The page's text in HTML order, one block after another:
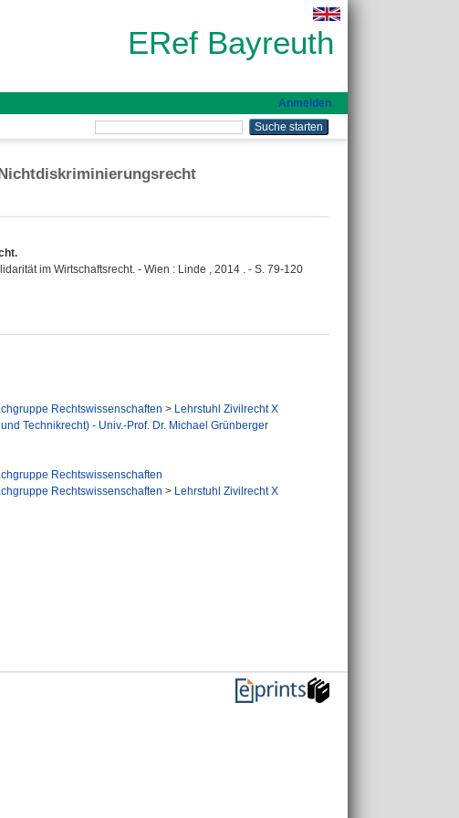
ERef Bayreuth
Anmelden
im Wirtschaftsrecht. - Wien : Linde , 2014 . - S. 79-120
Rechtswissenschaften > Lehrstuhl Zivilrecht X
Technikrecht) - Univ.-Prof. Dr. Michael Grünberger
Rechtswissenschaften
Rechtswissenschaften > Lehrstuhl Zivilrecht X